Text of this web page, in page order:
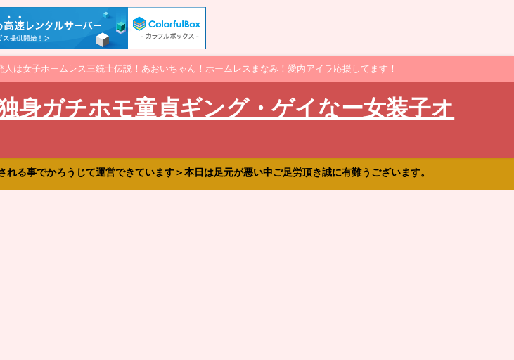
は女子ホームレス三銃士伝説！あおいちゃん！ホームレスまなみ！愛内アイラ応援してます！
身ガチホモ童貞ギング・ゲイなー女装子オ
る事でかろうじて運営できています＞本日は足元が悪い中ご足労頂き誠に有難うございます。